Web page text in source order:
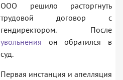
ООО решило расторгнуть
трудовой договор с
гендиректором. После
увольнения он обратился в
суд.
Первая инстанция и апелляция